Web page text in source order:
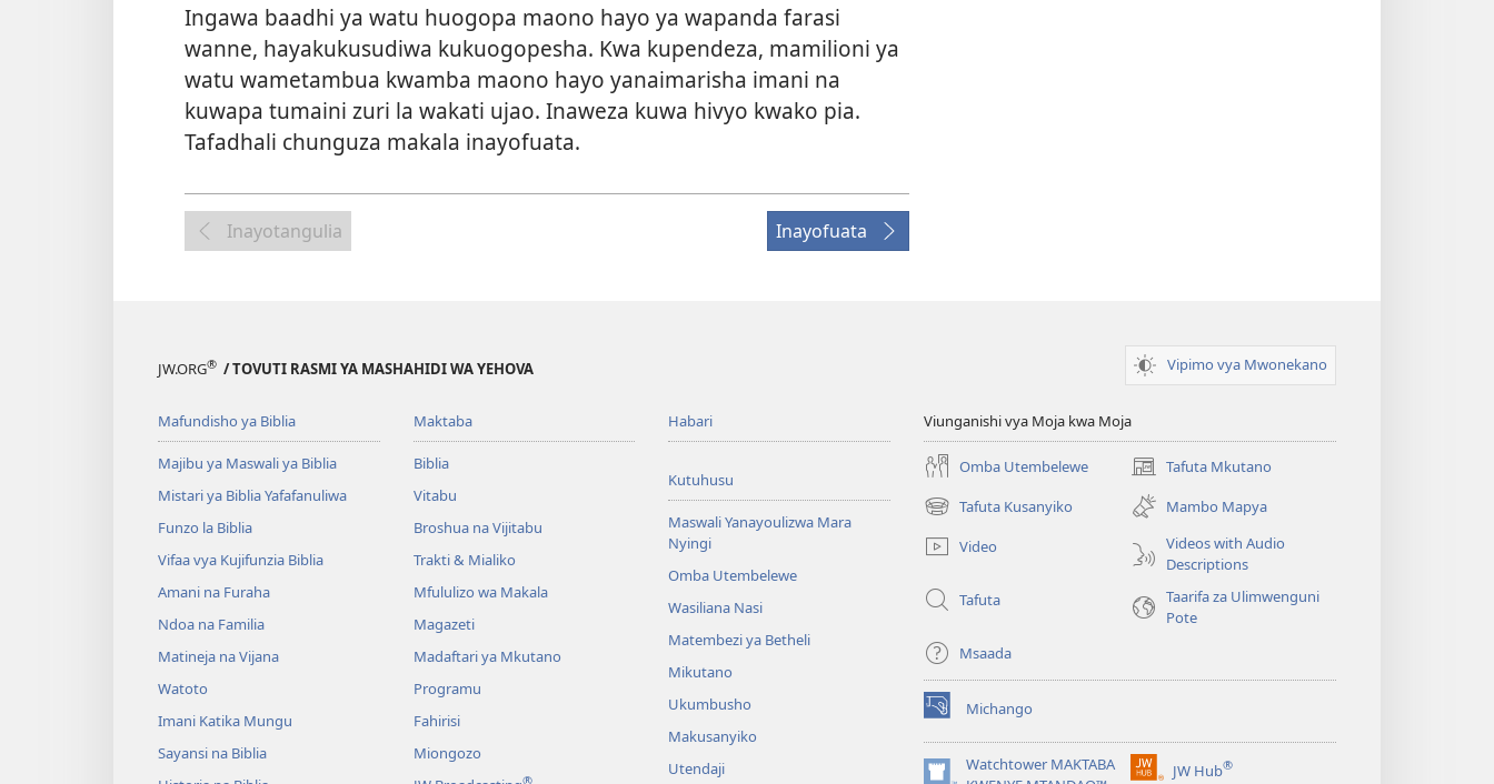
Ingawa baadhi ya watu huogopa maono hayo ya wapanda farasi
wanne, hayakukusudiwa kukuogopesha. Kwa kupendeza, mamilioni ya
watu wametambua kwamba maono hayo yanaimarisha imani na
kuwapa tumaini zuri la wakati ujao. Inaweza kuwa hivyo kwako pia.
Tafadhali chunguza makala inayofuata.
Inayotangulia Inayofuata
JW.ORG® / TOVUTI RASMI YA MASHAHIDI WA YEHOVA Vipimo vya Mwonekano
Mafundisho ya Biblia
Majibu ya Maswali ya Biblia
Mistari ya Biblia Yafafanuliwa
Funzo la Biblia
Vifaa vya Kujifunzia Biblia
Amani na Furaha
Ndoa na Familia
Matineja na Vijana
Watoto
Imani Katika Mungu
Sayansi na Biblia
Maktaba
Biblia
Vitabu
Broshua na Vijitabu
Trakti & Mialiko
Mfululizo wa Makala
Magazeti
Madaftari ya Mkutano
Programu
Fahirisi
Miongozo
®
Habari
Kutuhusu
Maswali Yanayoulizwa Mara
Nyingi
Omba Utembelewe
Wasiliana Nasi
Matembezi ya Betheli
Mikutano
Ukumbusho
Makusanyiko
Utendaji
Viunganishi vya Moja kwa Moja
Omba Utembelewe Tafuta Mkutano
(opens
new
window)
Tafuta Kusanyiko
(opens
new
window)
Mambo Mapya
Video
Videos with Audio
Descriptions
Tafuta
Taarifa za Ulimwenguni
Pote
Msaada
Michango
(opens
new
window)Watchtower MAKTABA
JW Hub®